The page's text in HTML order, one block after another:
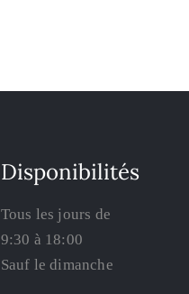
Disponibilités
Tous les jours de
9:30 à 18:00
Sauf le dimanche